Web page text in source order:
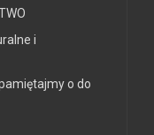
i
o do